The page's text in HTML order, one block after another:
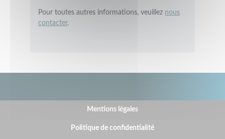
Pour toutes autres informations, veuillez nous
contacter.
BOTTOM FOOTER MENU
Mentions légales
Politique de confidentialité